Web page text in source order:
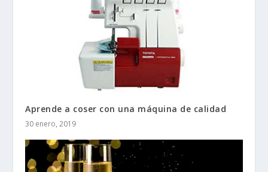
Aprende a coser con una máquina de calidad
30 enero, 2019